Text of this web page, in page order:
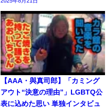
【AAA・與真司郎】「カミング
アウト“決意の理由”」LGBTQ公
表に込めた思い 単独インタビュ